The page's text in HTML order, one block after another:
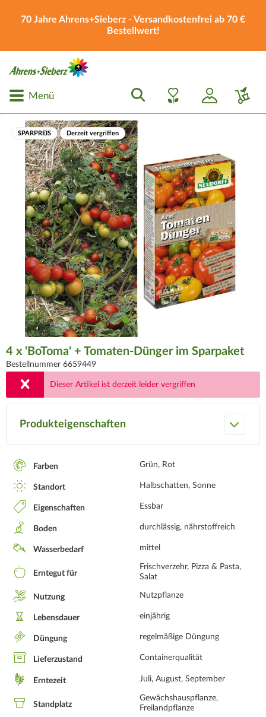
70 Jahre Ahrens+Sieberz - Versandkostenfrei ab 70 €
Bestellwert!
Menü
SPARPREIS Derzeit vergriffen
4 x 'BoToma' + Tomaten-Dünger im Sparpaket
Bestellnummer 6659449
Dieser Artikel ist derzeit leider vergriffen
Produkteigenschaften
Farben Grün, Rot
Standort Halbschatten, Sonne
Eigenschaften Essbar
Boden durchlässig, nährstoffreich
Wasserbedarf mittel
Erntegut für
Frischverzehr, Pizza & Pasta,
Salat
Nutzung Nutzpflanze
Lebensdauer einjährig
Düngung regelmäßige Düngung
Lieferzustand Containerqualität
Erntezeit Juli, August, September
Standplatz
Gewächshauspflanze,
Freilandpflanze